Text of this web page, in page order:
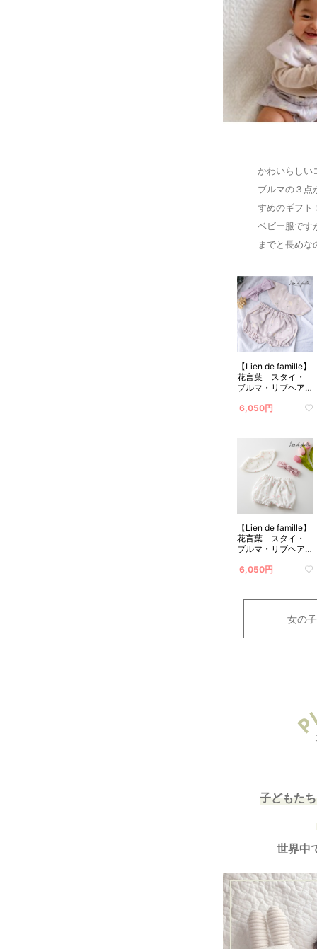
かわいらしい
ブルマの３点
すめのギフト
ベビー服です
までと長めな
【Lien de famille】
花言葉 スタイ・
ブルマ・リブヘア
(くすみピンク) 送
6,050円
【Lien de famille】
花言葉 スタイ・
ブルマ・リブヘア
(オフホワイト)
6,050円
女の
子どもた
世界中